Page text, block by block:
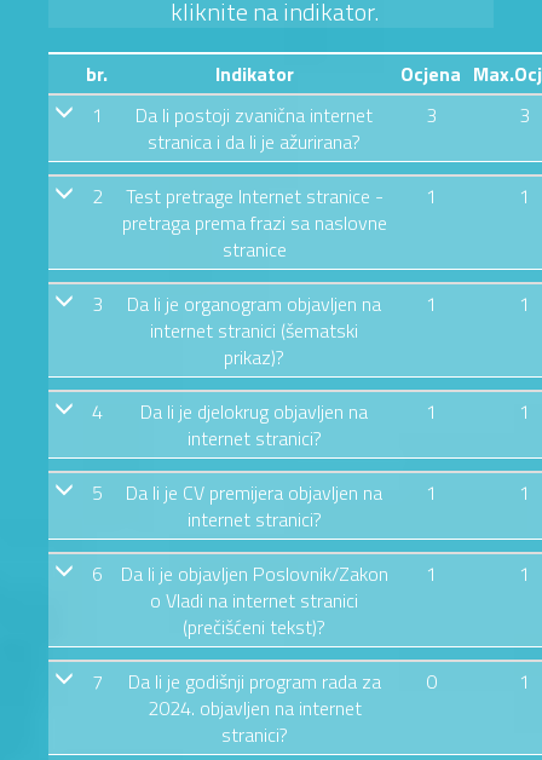
kliknite na indikator.
br. Indikator Ocjena
1
Da li postoji zvanična internet
stranica i da li je ažurirana?
3 3
2
Test pretrage Internet stranice -
pretraga prema frazi sa naslovne
stranice
1 1
3
Da li je organogram objavljen na
internet stranici (šematski
prikaz)?
1 1
4
Da li je djelokrug objavljen na
internet stranici?
1 1
5
Da li je CV premijera objavljen na
internet stranici?
1 1
6
Da li je objavljen Poslovnik/Zakon
o Vladi na internet stranici
(prečišćeni tekst)?
1 1
7
Da li je godišnji program rada za
2024. objavljen na internet
stranici?
0 1